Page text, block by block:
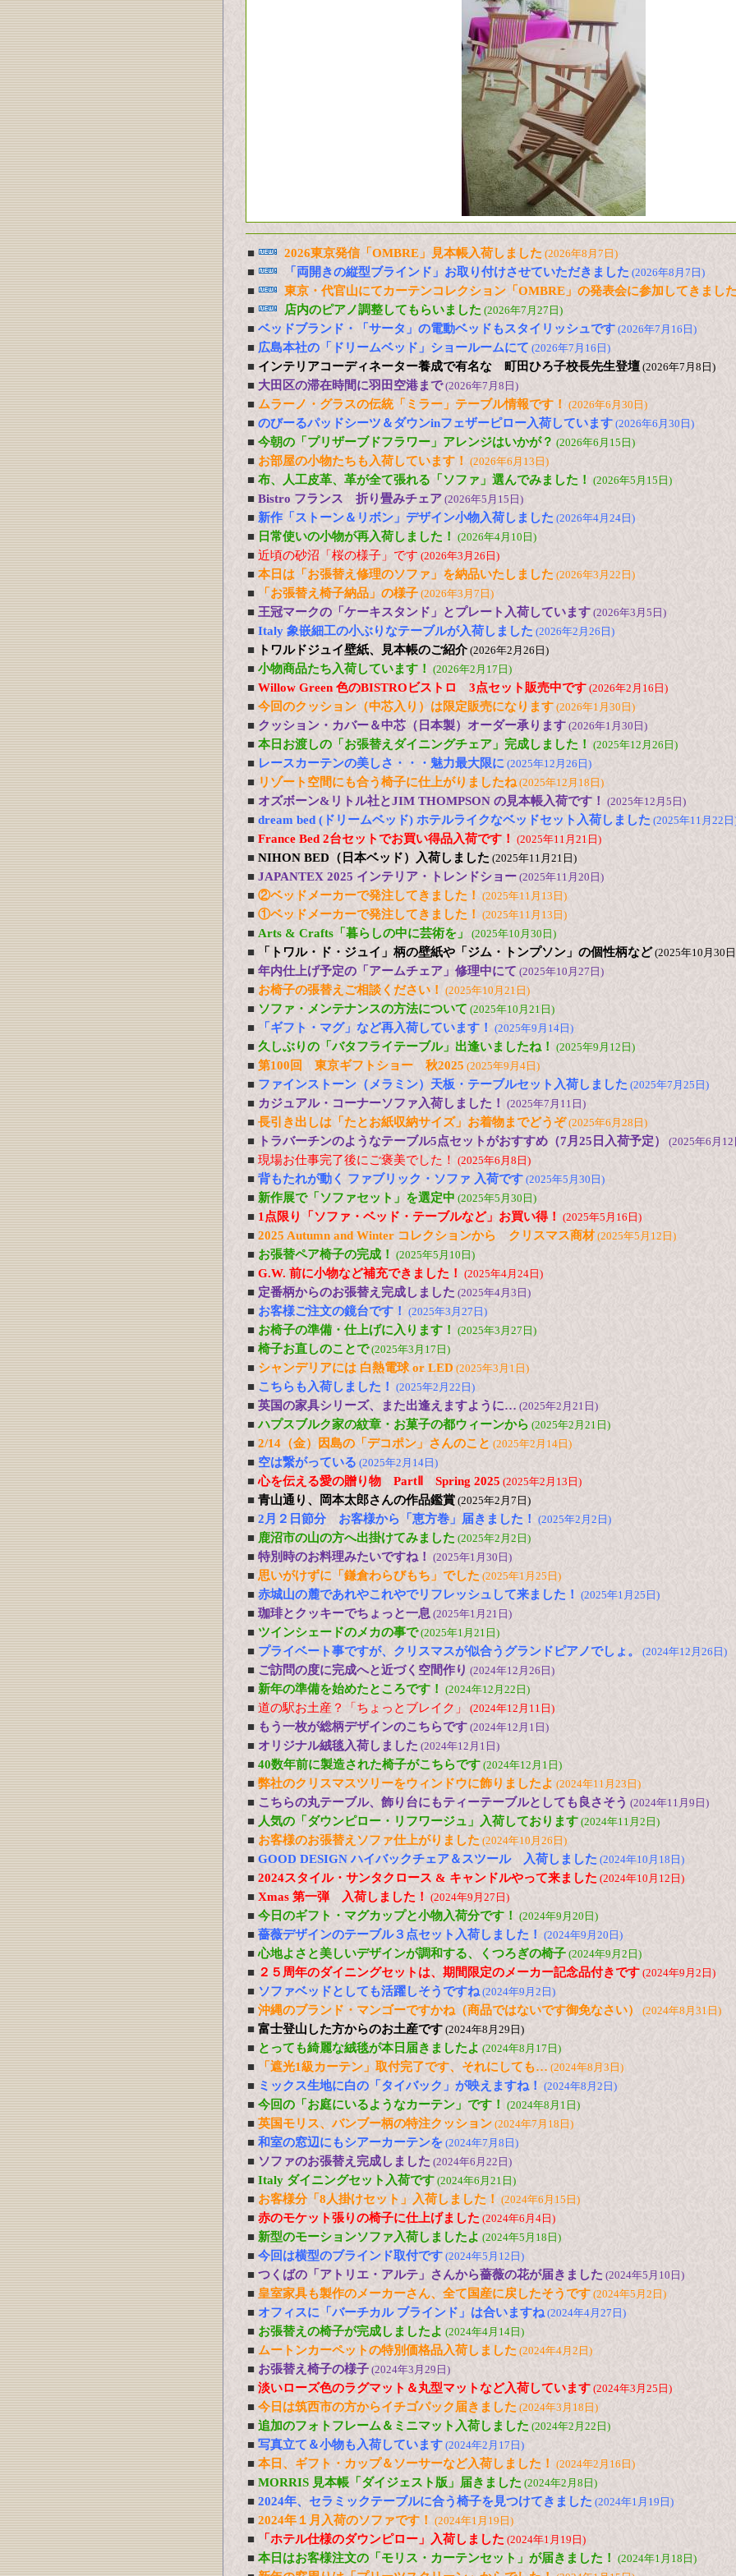
■ 2026東京発信「OMBRE」見本帳入荷しました (2026年8月7日)
■ 「両開きの縦型ブラインド」お取り付けさせていただきました (2026年8月7日)
■
東京・代官山にてカーテンコレクション「OMBRE」の発表会に参加してきまし
■
店内のピアノ調整してもらいました (2026年7月27日)
■ ベッドブランド・「サータ」の電動ベッドもスタイリッシュです (2026年7月16日)
■ 広島本社の「ドリームベッド」ショールームにて (2026年7月16日)
■ インテリアコーディネーター養成で有名な 町田ひろ子校長先生登壇 (2026年7月8日)
■ 大田区の滞在時間に羽田空港まで(2026年7月8日)
■ ムラーノ・グラスの伝統「ミラー」テーブル情報です！ (2026年6月30日)
■ のびーるパッドシーツ＆ダウンinフェザーピロー入荷しています (2026年6月30日)
■ 今朝の「プリザーブドフラワー」アレンジはいかが？ (2026年6月15日)
■ お部屋の小物たちも入荷しています！ (2026年6月13日)
■ 布、人工皮革、革が全て張れる「ソファ」選んでみました！ (2026年5月15日)
■ Bistro フランス 折り畳みチェア (2026年5月15日)
■ 新作「ストーン＆リボン」デザイン小物入荷しました (2026年4月24日)
■ 日常使いの小物が再入荷しました！ (2026年4月10日)
■ 近頃の砂沼「桜の様子」です (2026年3月26日)
■ 本日は「お張替え修理のソファ」を納品いたしました (2026年3月22日)
■ 「お張替え椅子納品」の様子 (2026年3月7日)
■ 王冠マークの「ケーキスタンド」とプレート入荷しています (2026年3月5日)
■ Italy 象嵌細工の小ぶりなテーブルが入荷しました (2026年2月26日)
■ トワルドジュイ壁紙、見本帳のご紹介 (2026年2月26日)
■ 小物商品たち入荷しています！ (2026年2月17日)
■ Willow Green 色のBISTROビストロ 3点セット販売中です (2026年2月16日)
■ 今回のクッション（中芯入り）は限定販売になります (2026年1月30日)
■ クッション・カバー＆中芯（日本製）オーダー承ります (2026年1月30日)
■ 本日お渡しの「お張替えダイニングチェア」完成しました！ (2025年12月26日)
■ レースカーテンの美しさ・・・魅力最大限に (2025年12月26日)
■ リゾート空間にも合う椅子に仕上がりましたね(2025年12月18日)
■ オズボーン&リトル社とJIM THOMPSON の見本帳入荷です！ (2025年12月5日)
■ dream bed (ドリームベッド) ホテルライクなベッドセット入荷しました (2025年11月22日
■ France Bed 2台セットでお買い得品入荷です！ (2025年11月21日)
■ NIHON BED（日本ベッド）入荷しました (2025年11月21日)
■ JAPANTEX 2025 インテリア・トレンドショー (2025年11月20日)
■ ②ベッドメーカーで発注してきました！ (2025年11月13日)
■ ①ベッドメーカーで発注してきました！ (2025年11月13日)
■ Arts & Crafts「暮らしの中に芸術を」 (2025年10月30日)
■ 「トワル・ド・ジュイ」柄の壁紙や「ジム・トンプソン」の個性柄など(2025年10月30
■ 年内仕上げ予定の「アームチェア」修理中にて (2025年10月27日)
■ お椅子の張替えご相談ください！ (2025年10月21日)
■ ソファ・メンテナンスの方法について (2025年10月21日)
■ 「ギフト・マグ」など再入荷しています！ (2025年9月14日)
■ 久しぶりの「バタフライテーブル」出逢いましたね！ (2025年9月12日)
■ 第100回 東京ギフトショー 秋2025 (2025年9月4日)
■ ファインストーン（メラミン）天板・テーブルセット入荷しました (2025年7月25日)
■ カジュアル・コーナーソファ入荷しました！ (2025年7月11日)
■ 長引き出しは「たとお紙収納サイズ」お着物までどうぞ(2025年6月28日)
■ トラバーチンのようなテーブル5点セットがおすすめ（7月25日入荷予定） (2025年6月12
■ 現場お仕事完了後にご褒美でした！ (2025年6月8日)
■ 背もたれが動く ファブリック・ソファ 入荷です (2025年5月30日)
■ 新作展で「ソファセット」を選定中 (2025年5月30日)
■ 1点限り「ソファ・ベッド・テーブルなど」お買い得！ (2025年5月16日)
■ 2025 Autumn and Winter コレクションから クリスマス商材 (2025年5月12日)
■ お張替ペア椅子の完成！ (2025年5月10日)
■ G.W. 前に小物など補充できました！ (2025年4月24日)
■ 定番柄からのお張替え完成しました (2025年4月3日)
■ お客様ご注文の鏡台です！ (2025年3月27日)
■ お椅子の準備・仕上げに入ります！ (2025年3月27日)
■ 椅子お直しのことで(2025年3月17日)
■ シャンデリアには 白熱電球 or LED (2025年3月1日)
■ こちらも入荷しました！ (2025年2月22日)
■ 英国の家具シリーズ、また出逢えますように… (2025年2月21日)
■ ハプスブルク家の紋章・お菓子の都ウィーンから (2025年2月21日)
■ 2/14（金）因島の「デコポン」さんのこと (2025年2月14日)
■ 空は繋がっている (2025年2月14日)
■ 心を伝える愛の贈り物 PartⅡ Spring 2025 (2025年2月13日)
■ 青山通り、岡本太郎さんの作品鑑賞 (2025年2月7日)
■ 2月２日節分 お客様から「恵方巻」届きました！ (2025年2月2日)
■ 鹿沼市の山の方へ出掛けてみました (2025年2月2日)
■ 特別時のお料理みたいですね！ (2025年1月30日)
■ 思いがけずに「鎌倉わらびもち」でした (2025年1月25日)
■ 赤城山の麓であれやこれやでリフレッシュして来ました！ (2025年1月25日)
■ 珈琲とクッキーでちょっと一息 (2025年1月21日)
■ ツインシェードのメカの事で(2025年1月21日)
■ プライベート事ですが、クリスマスが似合うグランドピアノでしょ。 (2024年12月26日)
■ ご訪問の度に完成へと近づく空間作り (2024年12月26日)
■ 新年の準備を始めたところです！ (2024年12月22日)
■ 道の駅お土産？「ちょっとブレイク」 (2024年12月11日)
■ もう一枚が総柄デザインのこちらです (2024年12月1日)
■ オリジナル絨毯入荷しました (2024年12月1日)
■ 40数年前に製造された椅子がこちらです (2024年12月1日)
■ 弊社のクリスマスツリーをウィンドウに飾りましたよ (2024年11月23日)
■ こちらの丸テーブル、飾り台にもティーテーブルとしても良さそう (2024年11月9日)
■ 人気の「ダウンピロー・リフワージュ」入荷しております (2024年11月2日)
■ お客様のお張替えソファ仕上がりました (2024年10月26日)
■ GOOD DESIGN ハイバックチェア＆スツール 入荷しました (2024年10月18日)
■ 2024スタイル・サンタクロース & キャンドルやって来ました (2024年10月12日)
■ Xmas 第一弾 入荷しました！ (2024年9月27日)
■ 今日のギフト・マグカップと小物入荷分です！ (2024年9月20日)
■ 薔薇デザインのテーブル３点セット入荷しました！ (2024年9月20日)
■ 心地よさと美しいデザインが調和する、くつろぎの椅子 (2024年9月2日)
■ ２５周年のダイニングセットは、期間限定のメーカー記念品付きです (2024年9月2日)
■ ソファベッドとしても活躍しそうですね(2024年9月2日)
■ 沖縄のブランド・マンゴーですかね（商品ではないです御免なさい） (2024年8月31日)
■ 富士登山した方からのお土産です (2024年8月29日)
■ とっても綺麗な絨毯が本日届きましたよ (2024年8月17日)
■ 「遮光1級カーテン」取付完了です、それにしても… (2024年8月3日)
■ ミックス生地に白の「タイバック」が映えますね！ (2024年8月2日)
■ 今回の「お庭にいるようなカーテン」です！ (2024年8月1日)
■ 英国モリス、バンブー柄の特注クッション (2024年7月18日)
■ 和室の窓辺にもシアーカーテンを (2024年7月8日)
■ ソファのお張替え完成しました (2024年6月22日)
■ Italy ダイニングセット入荷です (2024年6月21日)
■ お客様分「8人掛けセット」入荷しました！ (2024年6月15日)
■ 赤のモケット張りの椅子に仕上げました (2024年6月4日)
■ 新型のモーションソファ入荷しましたよ (2024年5月18日)
■ 今回は横型のブラインド取付です (2024年5月12日)
■ つくばの「アトリエ・アルテ」さんから薔薇の花が届きました (2024年5月10日)
■ 皇室家具も製作のメーカーさん、全て国産に戻したそうです (2024年5月2日)
■ オフィスに「バーチカル ブラインド」は合いますね(2024年4月27日)
■ お張替えの椅子が完成しましたよ (2024年4月14日)
■ ムートンカーペットの特別価格品入荷しました (2024年4月2日)
■ お張替え椅子の様子 (2024年3月29日)
■ 淡いローズ色のラグマット＆丸型マットなど入荷しています (2024年3月25日)
■ 今日は筑西市の方からイチゴパック届きました (2024年3月18日)
■ 追加のフォトフレーム＆ミニマット入荷しました (2024年2月22日)
■ 写真立て＆小物も入荷しています (2024年2月17日)
■ 本日、ギフト・カップ＆ソーサーなど入荷しました！ (2024年2月16日)
■ MORRIS 見本帳「ダイジェスト版」届きました (2024年2月8日)
■ 2024年、セラミックテーブルに合う椅子を見つけてきました (2024年1月19日)
■ 2024年１月入荷のソファです！ (2024年1月19日)
■ 「ホテル仕様のダウンピロー」入荷しました (2024年1月19日)
■ 本日はお客様注文の「モリス・カーテンセット」が届きました！ (2024年1月18日)